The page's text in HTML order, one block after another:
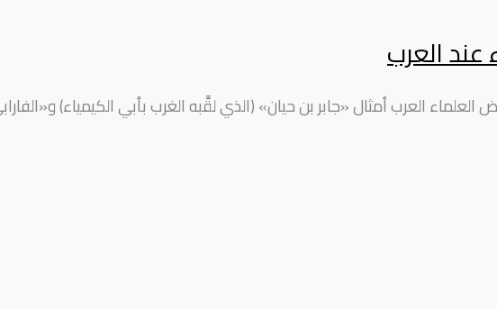
عند العرب
العرب أمثال «جابر بن حيان» (الذي لقَّبه الغرب بأبي الكيمياء)